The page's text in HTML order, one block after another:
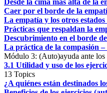
Desde la cima más alta de la
Caer por el borde de la
La empatía y los otros
Prácticas que respaldan la
Descubrimiento en el borde
La práctica de la compasión
Módulo 3: (Auto)ayuda ante los
3.1 Utilidad y uso de los
13 Topics
¿A quiénes están destinados